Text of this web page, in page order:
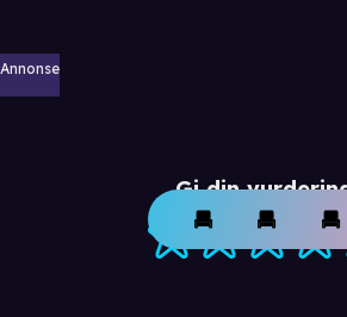
Annonse
Gi din